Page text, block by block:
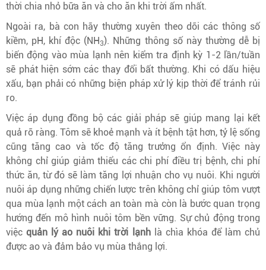
thời chia nhỏ bữa ăn và cho ăn khi trời ấm nhất.
Ngoài ra, bà con hãy thường xuyên theo dõi các thông số
kiềm, pH, khí độc (NH 3). Những thông số này thường dễ bị
biến động vào mùa lạnh nên kiểm tra định kỳ 1-2 lần/tuần
sẽ phát hiện sớm các thay đổi bất thường. Khi có dấu hiệu
xấu, bạn phải có những biện pháp xử lý kịp thời để tránh rủi
ro.
Việc áp dụng đồng bộ các giải pháp sẽ giúp mang lại kết
quả rõ ràng. Tôm sẽ khoẻ mạnh và ít bệnh tật hơn, tỷ lệ sống
cũng tăng cao và tốc độ tăng trưởng ổn định. Việc này
không chỉ giúp giảm thiểu các chi phí điều trị bệnh, chi phí
thức ăn, từ đó sẽ làm tăng lợi nhuận cho vụ nuôi. Khi người
nuôi áp dụng những chiến lược trên không chỉ giúp tôm vượt
qua mùa lạnh một cách an toàn mà còn là bước quan trọng
hướng đến mô hình nuôi tôm bền vững. Sự chủ động trong
việcquản lý ao nuôi khi trời lạnhlà chìa khóa để làm chủ
được ao và đảm bảo vụ mùa thắng lợi.